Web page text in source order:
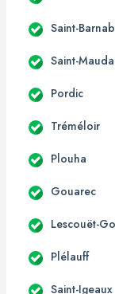
Saint-
Saint-
Pordic
Tréméloir
Plouha
Gouarec
Lescouët-
Plélauff
Saint-Igeaux